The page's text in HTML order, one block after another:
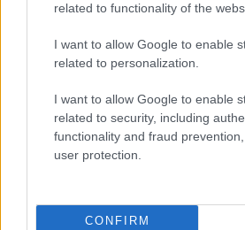
related to functionality of the
I want to allow Google to enable
related to personalization.
I want to allow Google to enable
related to security, including
functionality and fraud
user protection.
CONFIRM
FacebookInstagram
© 2026 Ecocentrica.it di TESSA SRL - P. IVA
Via Paradisino 5, 57016 Rosignano
riservati.Preferenze Privacy
viene aggiornato senza alcuna